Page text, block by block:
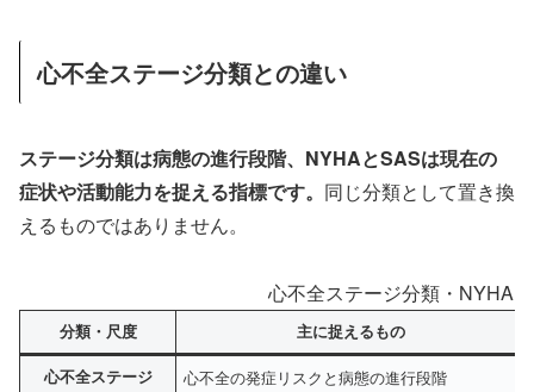
心不全ステージ分類との違い
ステージ分類は病態の進行段階、NYHAとSASは現在の
症状や活動能力を捉える指標です。 同じ分類として置き換
えるものではありません。
心不全ステージ分類・NYHA
分類・尺度 主に捉えるもの
心不全ステージ 心不全の発症リスクと病態の進行段階